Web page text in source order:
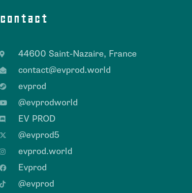
contact
44600 Saint-Nazaire, France
contact@evprod.world
evprod
@evprodworld
EV PROD
@evprod5
evprod.world
Evprod
@evprod